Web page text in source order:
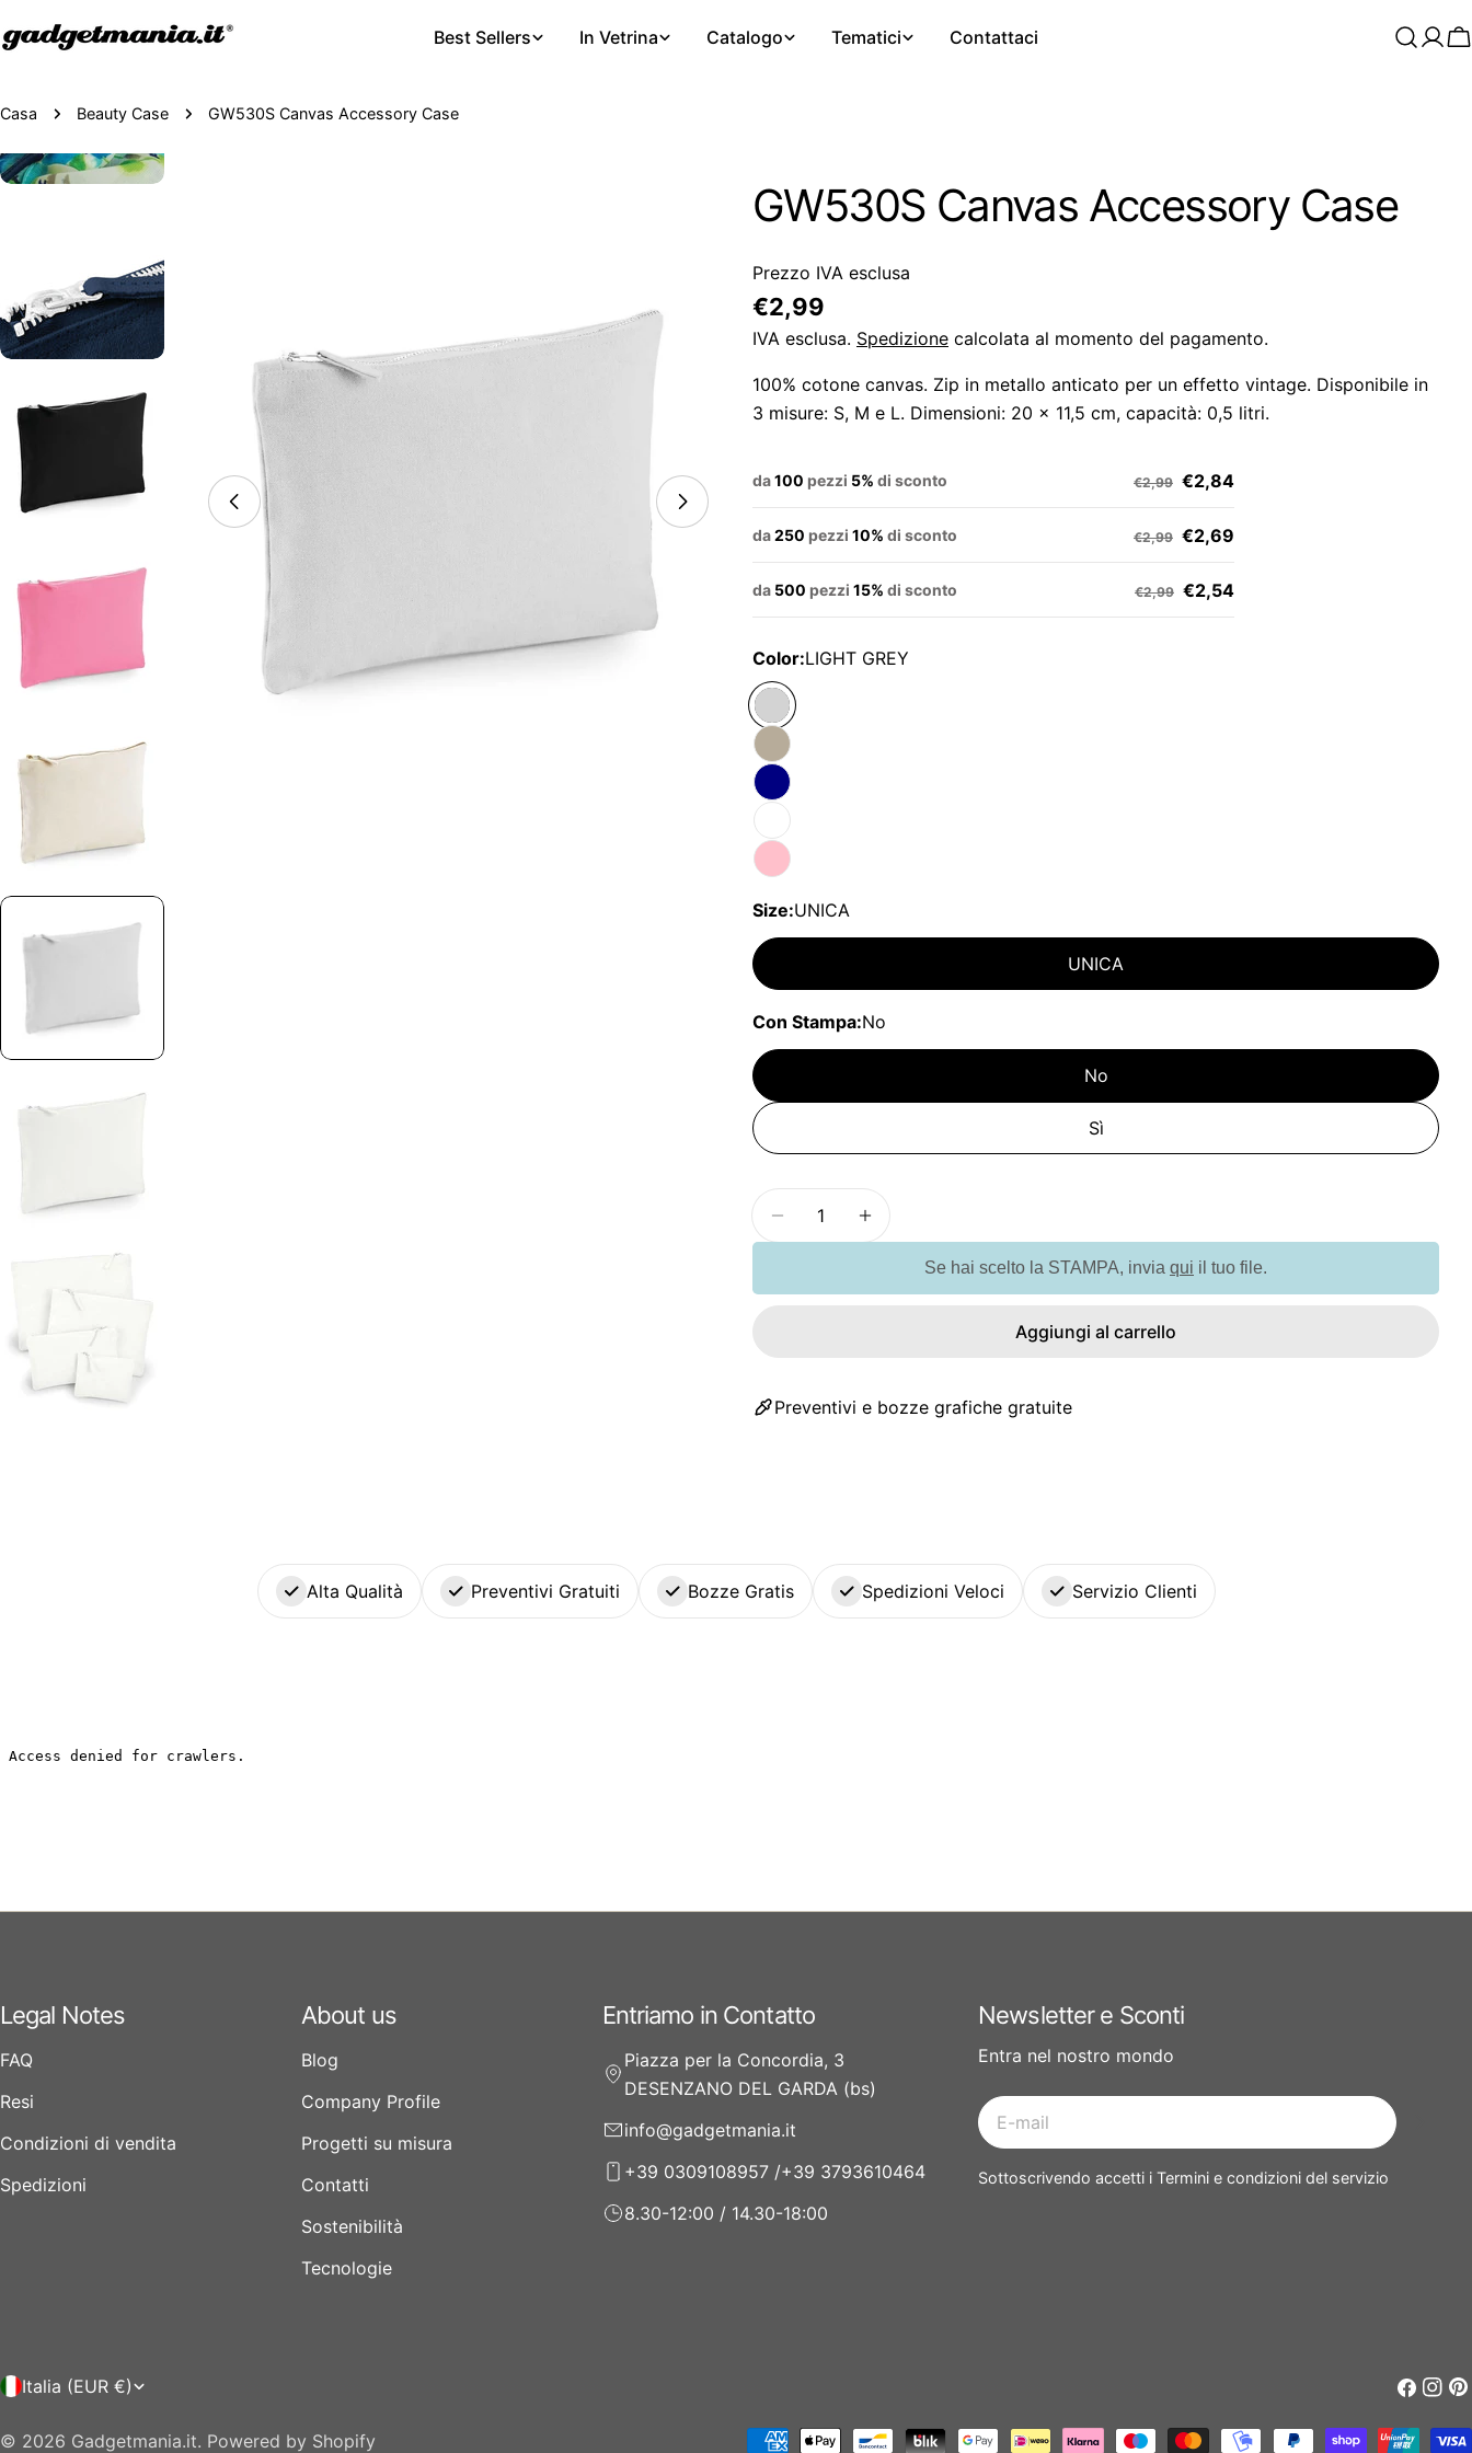
Best Sellers In Vetrina Catalogo Tematici Contattaci
Casa Beauty Case GW530S Canvas Accessory Case
GW530S Canvas Accessory Case
Prezzo IVA esclusa
Prezzo
regolare
€2,99
IVA esclusa. Spedizione calcolata al momento del pagamento.
100% cotone canvas. Zip in metallo anticato per un effetto vintage. Disponibile in
3 misure: S, M e L. Dimensioni: 20 x 11,5 cm, capacità: 0,5 litri.
da100 pezzi 5% di sconto €2,99 €2,84
da250 pezzi 10% di sconto €2,99 €2,69
da 500 pezzi 15% di sconto €2,99 €2,54
Color:LIGHT GREY
Size:UNICA
UNICA
Con Stampa:No
No
Sì
Diminuisci la quantità per GW530S Canvas Accessory Case
Aumenta la quantità per GW530S Canvas Accessory Case
Se hai scelto la STAMPA, invia qui il tuo file.
Aggiungi al carrello
Preventivi e bozze grafiche gratuite
Alta Qualità Preventivi Gratuiti Bozze Gratis Spedizioni Veloci Servizio Clienti
Legal Notes
FAQ
Resi
Condizioni di vendita
Spedizioni
About us
Blog
Company Profile
Progetti su misura
Contatti
Sostenibilità
Tecnologie
Entriamo in Contatto
Piazza per la Concordia, 3
DESENZANO DEL GARDA (bs)
info@gadgetmania.it
+39 0309108957 /+39 3793610464
8.30-12:00 / 14.30-18:00
Newsletter e Sconti
Entra nel nostro mondo
E-
mail
Sottoscrivendo accetti i Termini e condizioni del servizio
P
a
Italia (EUR €)
© 2026 Gadgetmania.it. Powered by Shopify Modalità